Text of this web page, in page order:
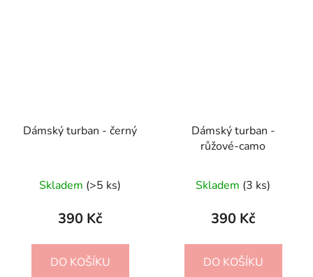
Dámský turban - černý
Skladem (>5 ks)
390 Kč
DO KOŠÍKU
Dámský turban -
růžové-camo
hodnocení
produktu
4,0
z
Skladem (3 ks)
390 Kč
DO KOŠÍKU